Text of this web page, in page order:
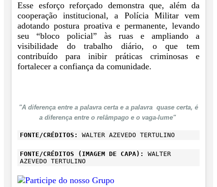
Esse esforço reforçado demonstra que, além da
cooperação institucional, a Polícia Militar vem
adotando postura proativa e permanente, levando
seu “bloco policial” às ruas e ampliando a
visibilidade do trabalho diário, o que tem
contribuído para inibir práticas criminosas e
fortalecer a confiança da comunidade.
"A diferença entre a palavra certa e a palavra quase certa, é
a diferença entre o relâmpago e o vaga-lume"
FONTE/CRÉDITOS: WALTER AZEVEDO TERTULINO
FONTE/CRÉDITOS (IMAGEM DE CAPA):
WALTER
AZEVEDO TERTULINO